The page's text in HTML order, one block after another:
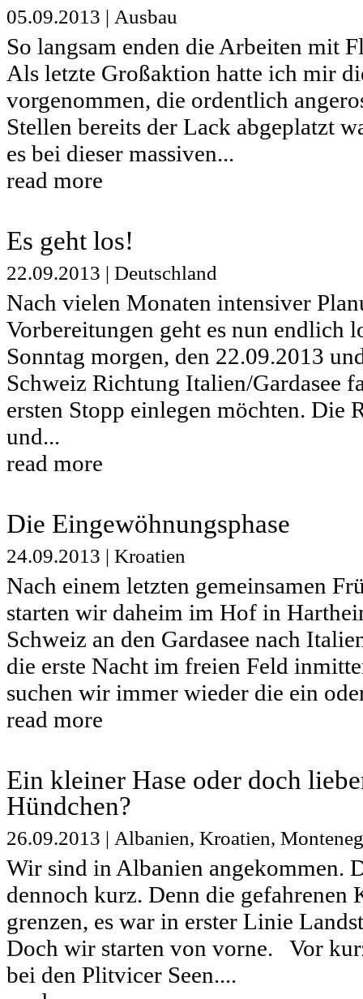
05.09.2013 | Ausbau
So langsam enden die Arbeiten mit
Als letzte Großaktion hatte ich mir
vorgenommen, die ordentlich
Stellen bereits der Lack abgeplatzt
es bei dieser massiven...
read more
Es geht los!
22.09.2013 | Deutschland
Nach vielen Monaten intensiver
Vorbereitungen geht es nun endlich
Sonntag morgen, den 22.09.2013
Schweiz Richtung Italien/Gardasee
ersten Stopp einlegen möchten. Die
und...
read more
Die Eingewöhnungsphase
24.09.2013 | Kroatien
Nach einem letzten gemeinsamen
starten wir daheim im Hof in
Schweiz an den Gardasee nach
die erste Nacht im freien Feld
suchen wir immer wieder die ein
read more
Ein kleiner Hase oder doch
Hündchen?
26.09.2013 | Albanien, Kroatien,
Wir sind in Albanien angekommen.
dennoch kurz. Denn die
grenzen, es war in erster Linie
Doch wir starten von vorne. Vor
bei den Plitvicer Seen....